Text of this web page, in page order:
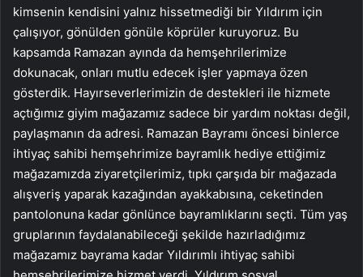
kimsenin kendisini yalnız hissetmediği bir Yıldırım için
çalışıyor, gönülden gönüle köprüler kuruyoruz. Bu
kapsamda Ramazan ayında da hemşehrilerimize
dokunacak, onları mutlu edecek işler yapmaya özen
gösterdik. Hayırseverlerimizin de destekleri ile hizmete
açtığımız giyim mağazamız sadece bir yardım noktası değil,
paylaşmanın da adresi. Ramazan Bayramı öncesi binlerce
ihtiyaç sahibi hemşehrimize bayramlık hediye ettiğimiz
mağazamızda ziyaretçilerimiz, tıpkı çarşıda bir mağazada
alışveriş yaparak kazağından ayakkabısına, ceketinden
pantolonuna kadar gönlünce bayramlıklarını seçti. Tüm yaş
gruplarının faydalanabileceği şekilde hazırladığımız
mağazamız bayrama kadar Yıldırımlı ihtiyaç sahibi